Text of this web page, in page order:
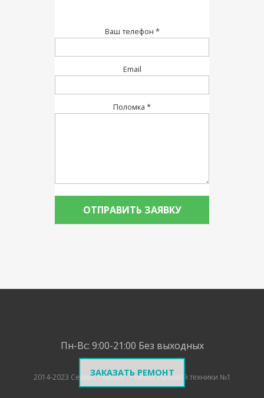
Ваш телефон *
Email
Поломка *
Пн-Вс: 9:00-21:00 Без выходных
2014-2023 Сервис Ремонт - Ремонт бытовой техники №1
ЗАКАЗАТЬ РЕМОНТ